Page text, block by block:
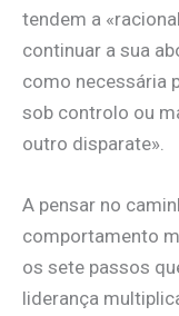
tendem a
continuar a sua
como necessária
sob controlo ou
outro disparate».
A pensar no
comportamento
os sete passos
liderança